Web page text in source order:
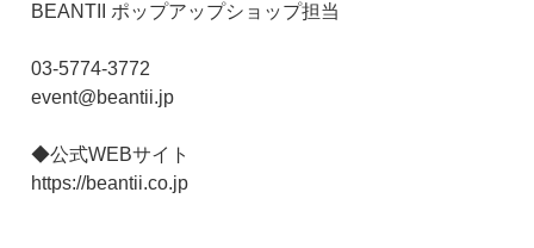
BEANTII ポップアップショップ担当
03-5774-3772
event@beantii.jp
◆公式WEBサイト
https://beantii.co.jp